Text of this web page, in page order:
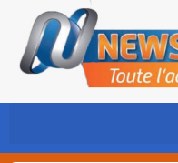
contenu